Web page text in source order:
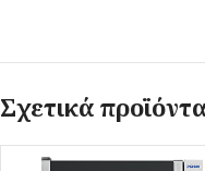
Σχετικά